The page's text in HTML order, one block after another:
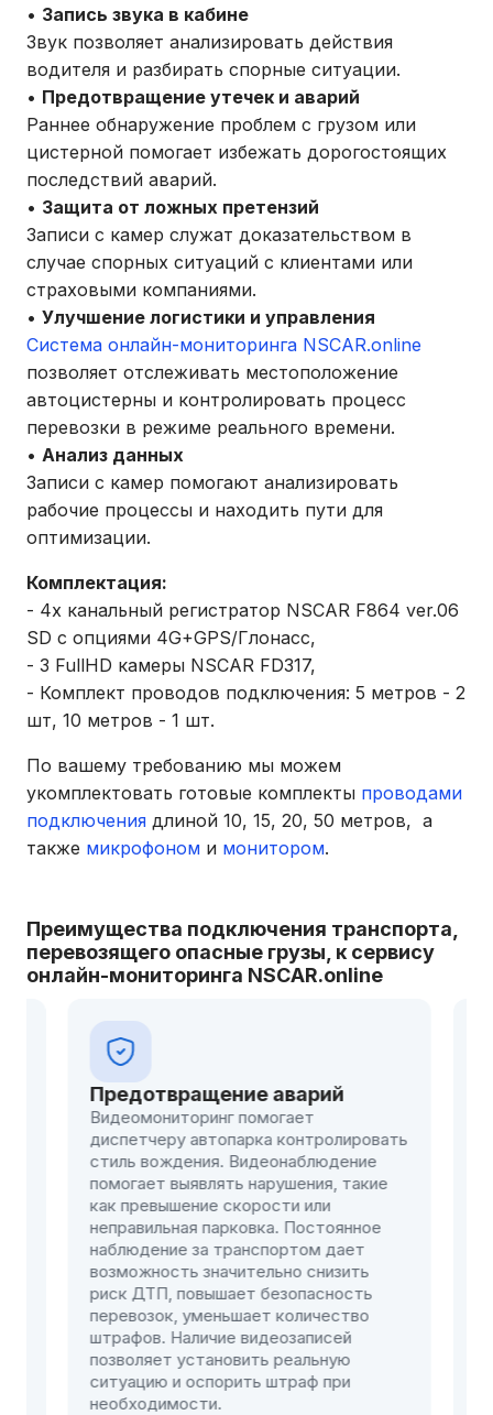
• Запись звука в кабине
Звук позволяет анализировать действия
водителя и разбирать спорные ситуации.
• Предотвращение утечек и аварий
Раннее обнаружение проблем с грузом или
цистерной помогает избежать дорогостоящих
последствий аварий.
• Защита от ложных претензий
Записи с камер служат доказательством в
случае спорных ситуаций с клиентами или
страховыми компаниями.
• Улучшение логистики и управления
Система онлайн-мониторинга NSCAR.online
позволяет отслеживать местоположение
автоцистерны и контролировать процесс
перевозки в режиме реального времени.
• Анализ данных
Записи с камер помогают анализировать
рабочие процессы и находить пути для
оптимизации.
Комплектация:
- 4х канальный регистратор NSCAR F864 ver.06
SD с опциями 4G+GPS/Глонасс,
- 3 FullHD камеры NSCAR FD317,
- Комплект проводов подключения: 5 метров - 2
шт, 10 метров - 1 шт.
По вашему требованию мы можем
укомплектовать готовые комплекты проводами
подключения длиной 10, 15, 20, 50 метров, а
также микрофоном и монитором.
Преимущества подключения транспорта,
перевозящего опасные грузы, к сервису
онлайн-мониторинга NSCAR.online
Предотвращение аварий
Видеомониторинг помогает
диспетчеру автопарка контролировать
стиль вождения. Видеонаблюдение
помогает выявлять нарушения, такие
как превышение скорости или
неправильная парковка. Постоянное
наблюдение за транспортом дает
возможность значительно снизить
риск ДТП, повышает безопасность
перевозок, уменьшает количество
штрафов. Наличие видеозаписей
позволяет установить реальную
ситуацию и оспорить штраф при
необходимости.